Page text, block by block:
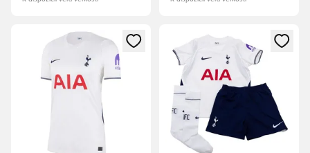
Otvorí modál na prihlásenie alebo registráciu ako člen
Otvorí modál na prihlásenie